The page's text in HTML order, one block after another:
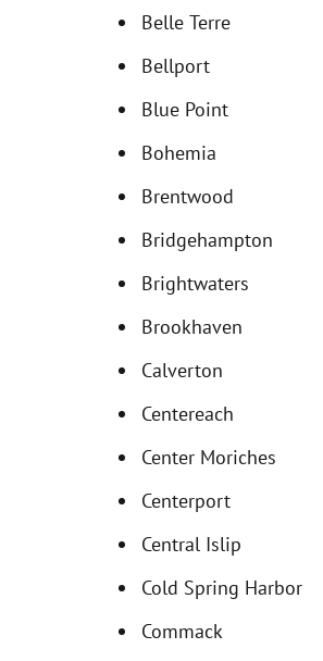
Belle Terre
Bellport
Blue Point
Bohemia
Brentwood
Bridgehampton
Brightwaters
Brookhaven
Calverton
Centereach
Center Moriches
Centerport
Central Islip
Cold Spring Harbor
Commack